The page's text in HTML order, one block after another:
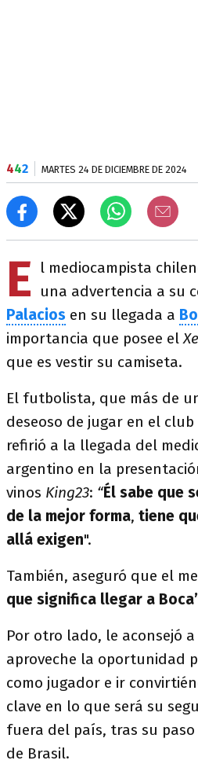
442 MARTES 24 DE DICIEMBRE DE 2024
E l mediocampista
una advertencia a su
Palacios en su llegada a
importancia que posee el
que es vestir su camiseta.
El futbolista, que más de
deseoso de jugar en el club
refirió a la llegada del
argentino en la
vinos King23: “Él sabe que
de la mejor forma, tiene
allá exigen".
También, aseguró que el
que significa llegar a
Por otro lado, le aconsejó a
aproveche la oportunidad
como jugador e ir
clave en lo que será su
fuera del país, tras su paso
de Brasil.